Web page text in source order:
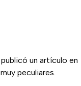
publicó un artículo en
peculiares.